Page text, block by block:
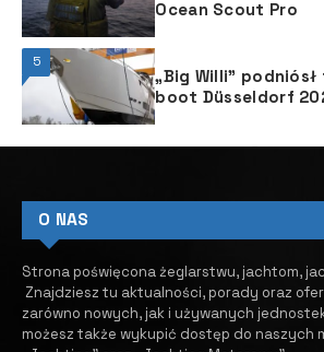
Ocean Scout Pro
5
„Big Willi”
boot Düsseldorf
O NAS
Strona poświęcona żeglarstwu, jachtom,
Znajdziesz tu aktualności, porady oraz
zarówno nowych, jak i używanych
możesz także wykupić dostęp do naszych